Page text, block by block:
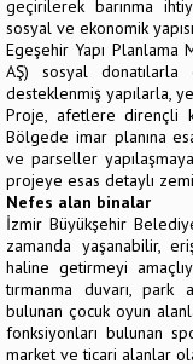
geçirilerek barınma
sosyal ve ekonomik
Egeşehir Yapı Planlama
AŞ) sosyal
desteklenmiş yapılarla,
Proje, afetlere dirençli
Bölgede imar planına
ve parseller
projeye esas detaylı
Nefes alan binalar
İzmir Büyükşehir
zamanda yaşanabilir,
haline getirmeyi
tırmanma duvarı, park
bulunan çocuk oyun
fonksiyonları bulunan
market ve ticari alanlar